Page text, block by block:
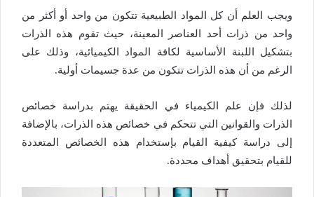
ويجب العلم أن كل المواد الطبيعية تتكون من واحد أو أكثر من
واحد من ذرات أحد العناصر المعينة، حيث تقوم هذه الذرات
بتشكيل اللبنة الأساسية لكافة المواد الكيميائية، وذلك على
الرغم من أن هذه الذرات تتكون من عدة جسيمات أولية.
لذلك فإن علم الكيمياء في الحقيقة يهتم بدراسة خصائص
الذرات والقوانين التي تتحكم في خصائص هذه الذرات، بالإضافة
إلى دراسة كيفية القيام بإستخدام هذه الخصائص المتعددة
للقيام بتحقيق أهداف محددة.